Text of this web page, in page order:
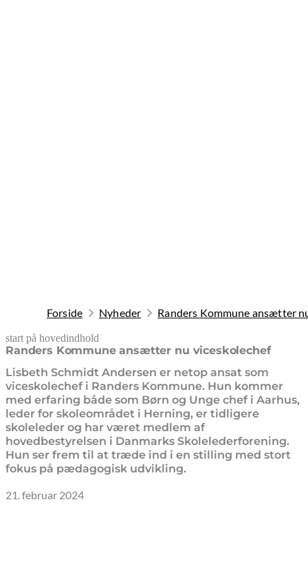
Forside Nyheder Randers Kommune ansætter
start på hovedindhold
Randers Kommune ansætter nu viceskolechef
Lisbeth Schmidt Andersen er netop ansat som
viceskolechef i Randers Kommune. Hun kommer
med erfaring både som Børn og Unge chef i Aarhus,
leder for skoleområdet i Herning, er tidligere
skoleleder og har været medlem af
hovedbestyrelsen i Danmarks Skolelederforening.
Hun ser frem til at træde ind i en stilling med stort
fokus på pædagogisk udvikling.
21. februar 2024
senest opdateret 7. oktober 2025